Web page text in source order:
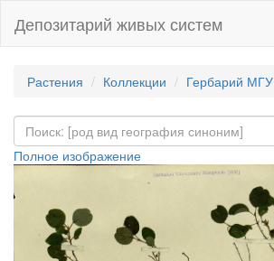
Депозитарий живых систем
Растения Коллекции Гербарий МГУ
Полное изображение